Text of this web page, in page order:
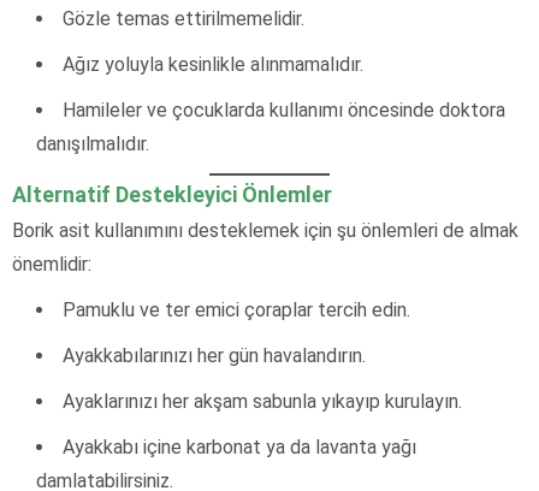
Gözle temas ettirilmemelidir.
Ağız yoluyla kesinlikle alınmamalıdır.
Hamileler ve çocuklarda kullanımı öncesinde doktora
danışılmalıdır.
Alternatif Destekleyici Önlemler
Borik asit kullanımını desteklemek için şu önlemleri de almak
önemlidir:
Pamuklu ve ter emici çoraplar tercih edin.
Ayakkabılarınızı her gün havalandırın.
Ayaklarınızı her akşam sabunla yıkayıp kurulayın.
Ayakkabı içine karbonat ya da lavanta yağı
damlatabilirsiniz.